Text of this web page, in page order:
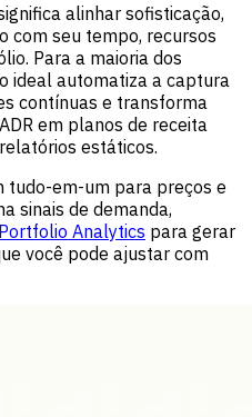
alinhar sofisticação,
com seu tempo, recursos
Para a maioria dos
ideal automatiza a captura
contínuas e transforma
em planos de receita
estáticos.
tudo-em-um para preços e
sinais de demanda,
Portfolio Analytics para gerar
você pode ajustar com